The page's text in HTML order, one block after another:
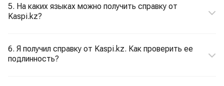
5. На каких языках можно получить справку от
Kaspi.kz?
6. Я получил справку от Kaspi.kz. Как проверить ее
подлинность?